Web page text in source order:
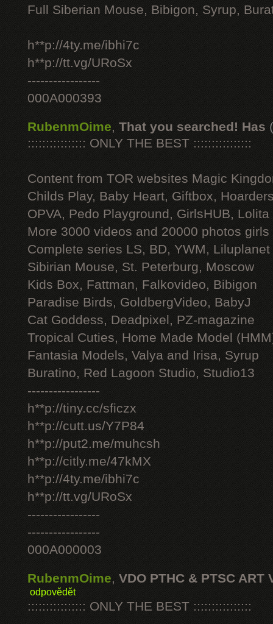
Full Siberian Mouse, Bibigon, Syrup,
h**p://4ty.me/ibhi7c
h**p://tt.vg/URoSx
-----------------
000A000393
RubenmOime, That you searched! Has
:::::::::::::::: ONLY THE BEST ::::::::::::::::
Content from TOR websites Magic
Childs Play, Baby Heart, Giftbox,
OPVA, Pedo Playground, GirlsHUB, Lolita
More 3000 videos and 20000 photos
Complete series LS, BD, YWM, Liluplanet
Sibirian Mouse, St. Peterburg, Moscow
Kids Box, Fattman, Falkovideo, Bibigon
Paradise Birds, GoldbergVideo, BabyJ
Cat Goddess, Deadpixel, PZ-magazine
Tropical Cuties, Home Made Model
Fantasia Models, Valya and Irisa, Syrup
Buratino, Red Lagoon Studio, Studio13
-----------------
h**p://tiny.cc/sficzx
h**p://cutt.us/Y7P84
h**p://put2.me/muhcsh
h**p://citly.me/47kMX
h**p://4ty.me/ibhi7c
h**p://tt.vg/URoSx
-----------------
-----------------
000A000003
RubenmOime, VDO PTHC & PTSC ART
odpovědět
:::::::::::::::: ONLY THE BEST ::::::::::::::::